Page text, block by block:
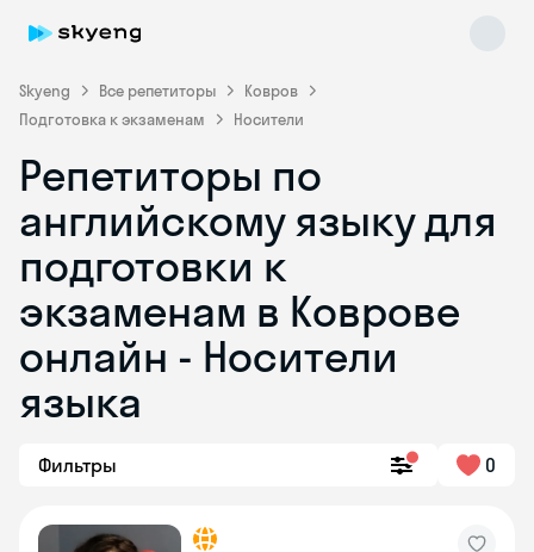
Skyeng Все репетиторы
Ковров
Подготовка к экзаменам
Носители
Репетиторы по
английскому языку для
подготовки к
экзаменам в Коврове
онлайн - Носители
языка
Фильтры 0
Skyeng Chat